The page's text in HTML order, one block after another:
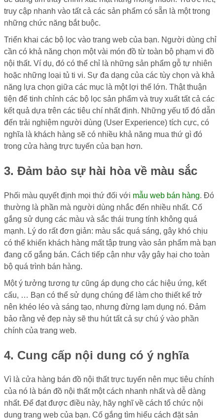
truy cập nhanh vào tất cả các sản phẩm có sẵn là một trong
những chức năng bắt buộc.
Triển khai các bộ lọc vào trang web của bạn. Người dùng chỉ
cần có khả năng chọn một vài món đồ từ toàn bộ phạm vi đồ
nội thất. Ví dụ, đó có thể chỉ là những sản phẩm gỗ tự nhiên
hoặc những loại tủ ti vi. Sự đa dạng của các tùy chọn và khả
năng lựa chọn giữa các mục là một lợi thế lớn. Thật thuận
tiện để tinh chỉnh các bộ lọc sản phẩm và truy xuất tất cả các
kết quả dựa trên các tiêu chí nhất định. Những yếu tố đó dẫn
đến trải nghiệm người dùng (User Experience) tích cực, có
nghĩa là khách hàng sẽ có nhiều khả năng mua thứ gì đó
trong cửa hàng trực tuyến của bạn hơn.
3. Đảm bảo sự hài hòa về màu sắc
Phối màu quyết định mọi thứ đối với mẫu web bán hàng. Đó
thường là phần mà người dùng nhắc đến nhiều nhất. Cố
gắng sử dụng các màu và sắc thái trung tính không quá
mạnh. Lý do rất đơn giản: màu sắc quá sáng, gây khó chịu
có thể khiến khách hàng mất tập trung vào sản phẩm mà bạn
đang cố gắng bán. Cách tiếp cận như vậy gây hại cho toàn
bộ quá trình bán hàng.
Một ý tưởng tương tự cũng áp dụng cho các hiệu ứng, kết
cấu, … Bạn có thể sử dụng chúng để làm cho thiết kế trở
nên khéo léo và sáng tạo, nhưng đừng lạm dụng nó. Đảm
bảo rằng vẻ đẹp này sẽ thu hút tất cả sự chú ý vào phần
chính của trang web.
4. Cung cấp nội dung có ý nghĩa
Vì là cửa hàng bán đồ nội thất trực tuyến nên mục tiêu chính
của nó là bán đồ nội thất một cách nhanh nhất và dễ dàng
nhất. Để đạt được điều này, hãy nghĩ về cách tổ chức nội
dung trang web của bạn. Cố gắng tìm hiểu cách đặt sản